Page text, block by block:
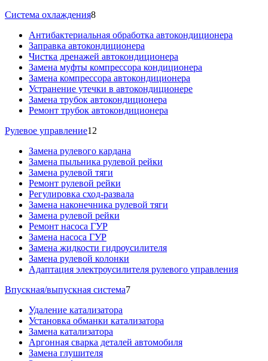
Система охлаждения8
Антибактериальная обработка автокондиционера
Заправка автокондиционера
Чистка дренажей автокондиционера
Замена муфты компрессора кондиционера
Замена компрессора автокондиционера
Устранение утечки в автокондиционере
Замена трубок автокондиционера
Ремонт трубок автокондиционера
Рулевое управление12
Замена рулевого кардана
Замена пыльника рулевой рейки
Замена рулевой тяги
Ремонт рулевой рейки
Регулировка сход-развала
Замена наконечника рулевой тяги
Замена рулевой рейки
Ремонт насоса ГУР
Замена насоса ГУР
Замена жидкости гидроусилителя
Замена рулевой колонки
Адаптация электроусилителя рулевого управления
Впускная/выпускная система7
Удаление катализатора
Установка обманки катализатора
Замена катализатора
Аргонная сварка деталей автомобиля
Замена глушителя